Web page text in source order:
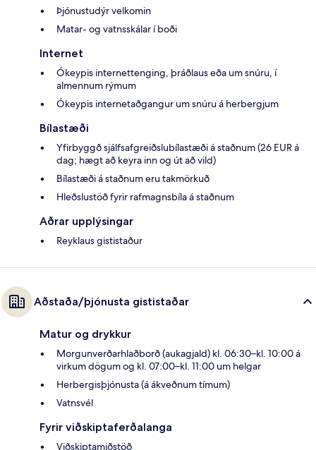
Þjónustudýr velkomin
Matar- og vatnsskálar í boði
Internet
Ókeypis internettenging, þráðlaus eða um snúru, í
almennum rýmum
Ókeypis internetaðgangur um snúru á herbergjum
Bílastæði
Yfirbyggð sjálfsafgreiðslubílastæði á staðnum (26 EUR á
dag; hægt að keyra inn og út að vild)
Bílastæði á staðnum eru takmörkuð
Hleðslustöð fyrir rafmagnsbíla á staðnum
Aðrar upplýsingar
Reyklaus gististaður
Aðstaða/þjónusta gististaðar
Matur og drykkur
Morgunverðarhlaðborð (aukagjald) kl. 06:30–kl. 10:00 á
virkum dögum og kl. 07:00–kl. 11:00 um helgar
Herbergisþjónusta (á ákveðnum tímum)
Vatnsvél
Fyrir viðskiptaferðalanga
Viðskiptamiðstöð